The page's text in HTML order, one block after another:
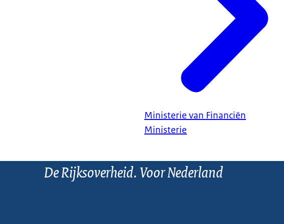
Ministerie van Financiën
Ministerie
De Rijksoverheid. Voor Nederland